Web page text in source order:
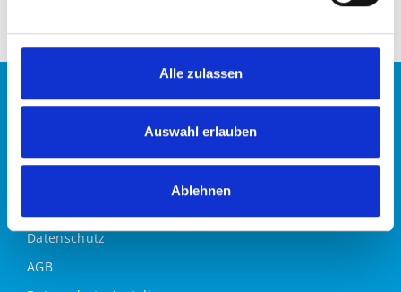
Alle zulassen
Auswahl erlauben
Ablehnen
Datenschutz
AGB